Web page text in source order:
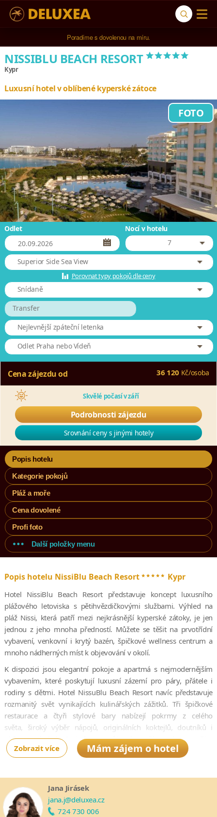
Poradíme s dovolenou na míru.
NISSIBLU BEACH RESORT*****
Kypr
Luxusní hotel v oblíbené kyperské zátoce
FOTO
Odlet
Nocí v hotelu
7
Superior Side Sea View
Porovnat typy pokojů dle ceny
Snídaně
Transfer
Nejlevnější zpáteční letenka
Odlet Praha nebo Vídeň
Cena zájezdu od 36 120 Kč/osoba
Skvělé počasí v září
Podrobnosti zájezdu
Srovnání ceny s jinými hotely
Popis hotelu
Kategorie pokojů
Pláž a moře
Cena dovolené
Profi foto
Další položky menu
Popis hotelu NissiBlu Beach Resort***** Kypr
Hotel NissiBlu Beach Resort představuje koncept luxusního
plážového letoviska s pětihvězdičkovými službami. Výhled na
pláž Nissi, která patří mezi nejkrásnější kyperské zátoky, je jen
jednou z jeho mnoha předností. Můžete se těšit na prvotřídní
vybavení, venkovní i krytý bazén, špičkové wellness centrum a
mnoho nádherných míst k objevování v okolí.
K dispozici jsou elegantní pokoje a apartmá s nejmodernějším
vybavením, které poskytují luxusní zázemí pro páry, přátele i
rodiny s dětmi. Hotel NissuBlu Beach Resort navíc představuje
rozmanitý svět vynikajících kulinářských zážitků. Tři špičkové
restaurace a čtyři stylové bary nabízejí pokrmy z celého
světa, široký výběr nápojů, originálních koktejlů, doutníků i
občerstvení. Pokud si chcete svůj pobyt užít naplno, využijte
balíček Best All-In Value s celou řadou exkluzivních výhod.
Zobrazit více Mám zájem o hotel
Jana Jirásek
jana.j@deluxea.cz
724 730 006